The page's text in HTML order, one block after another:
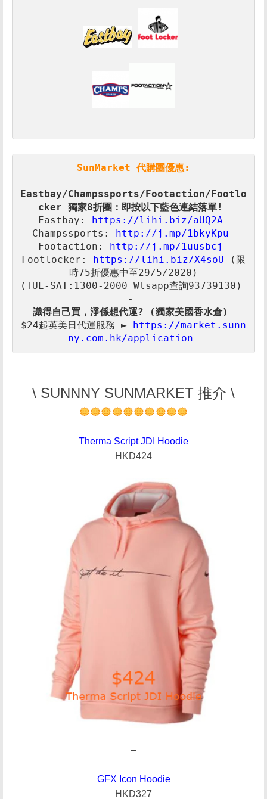
SunMarket 代購團優惠:
Eastbay/Champssports/Footaction/Footlo
Eastbay:
https://lihi.biz/aUQ2A
Champssports:
http://j.mp/1bkyKpu
Footaction:
Footlocker:
https://lihi.biz/X4soU (限
(TUE-SAT:1300-2000 Wtsapp查詢93739130)
識得自己買，淨係想代運? (獨家美國香水倉)
$24起英美日 代運服務 ►
https://market.sunn
ny.com.hk/application
\ SUNNNY SUNMARKET 推介 \
Therma Script JDI Hoodie
HKD424
–
GFX Icon Hoodie
HKD327